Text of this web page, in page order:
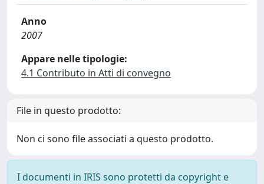
Anno
2007
Appare nelle tipologie:
4.1 Contributo in Atti di convegno
File in questo prodotto:
Non ci sono file associati a questo prodotto.
I documenti in IRIS sono protetti da copyright e